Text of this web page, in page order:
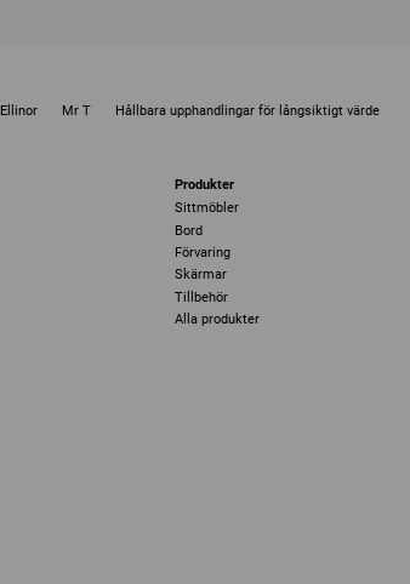
Ellinor Mr T Hållbara upphandlingar för långsiktigt värde
Produkter
Sittmöbler
Bord
Förvaring
Skärmar
Tillbehör
Alla produkter